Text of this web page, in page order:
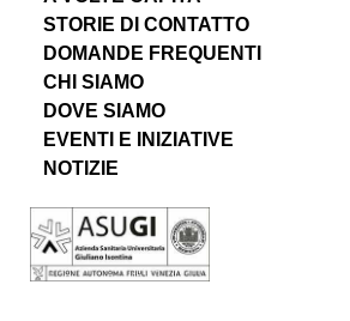
STORIE DI CONTATTO
DOMANDE FREQUENTI
CHI SIAMO
DOVE SIAMO
EVENTI E INIZIATIVE
NOTIZIE